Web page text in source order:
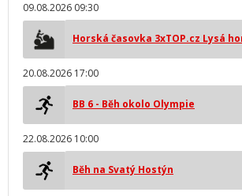
09.08.2026 09:30
Horská časovka 3xTOP.cz Lysá
20.08.2026 17:00
BB 6 - Běh okolo Olympie
22.08.2026 10:00
Běh na Svatý Hostýn